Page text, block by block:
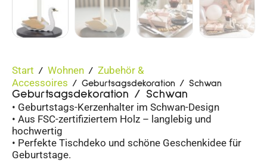
Start / Wohnen / Zubehör &
Accessoires / Geburtsagsdekoration / Schwan
Geburtsagsdekoration / Schwan
• Geburtstags-Kerzenhalter im Schwan-Design
• Aus FSC-zertifiziertem Holz – langlebig und
hochwertig
• Perfekte Tischdeko und schöne Geschenkidee für
Geburtstage.